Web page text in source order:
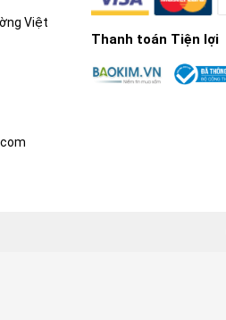
Việt
Thanh toán Tiện lợi